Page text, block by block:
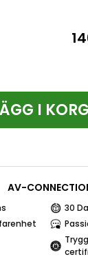
I
AV-
30